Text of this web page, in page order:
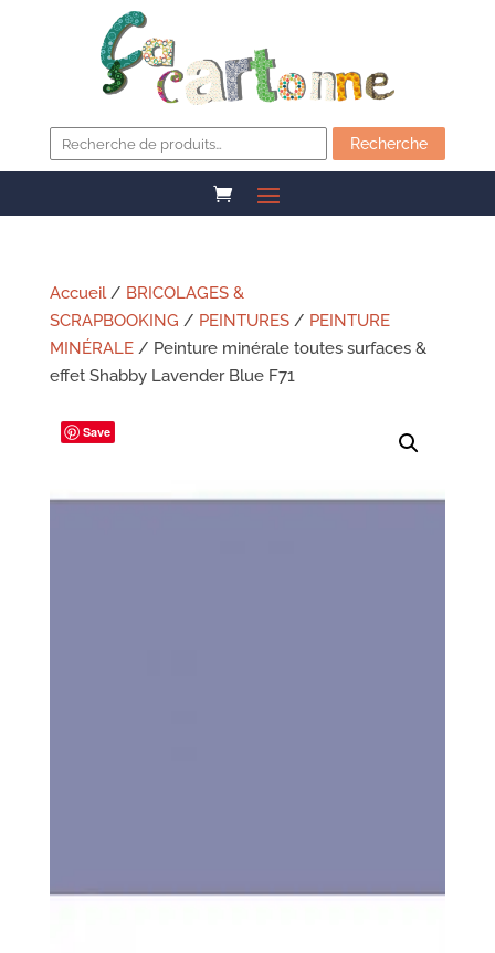
pour :
Recherche
Accueil/ BRICOLAGES &
SCRAPBOOKING / PEINTURES/ PEINTURE
MINÉRALE/ Peinture minérale toutes surfaces &
effet Shabby Lavender Blue F71
Save